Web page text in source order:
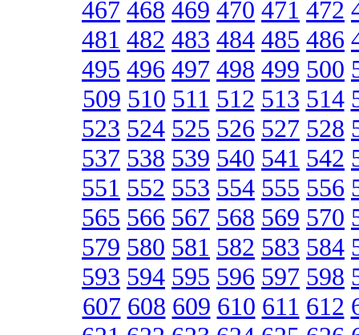
467 468 469 470 471 472
481 482 483 484 485 486
495 496 497 498 499 500
509 510 511 512 513 514
523 524 525 526 527 528
537 538 539 540 541 542
551 552 553 554 555 556
565 566 567 568 569 570
579 580 581 582 583 584
593 594 595 596 597 598
607 608 609 610 611 612